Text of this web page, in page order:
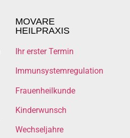
MOVARE
HEILPRAXIS
Ihr erster Termin
Immunsystemregulation
Frauenheilkunde
Kinderwunsch
Wechseljahre